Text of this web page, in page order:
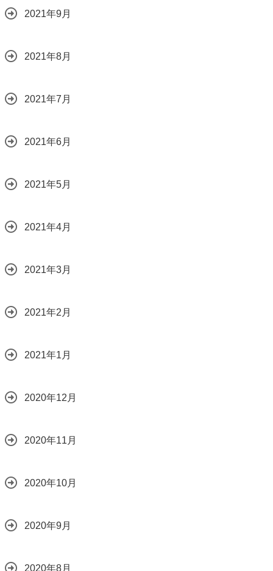
2021年9月
2021年8月
2021年7月
2021年6月
2021年5月
2021年4月
2021年3月
2021年2月
2021年1月
2020年12月
2020年11月
2020年10月
2020年9月
2020年8月